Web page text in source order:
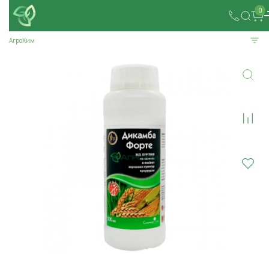
0
АгроХим